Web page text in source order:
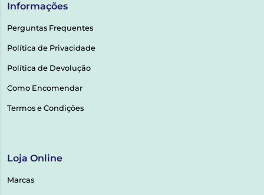
Informações
Perguntas Frequentes
Política de Privacidade
Política de Devolução
Como Encomendar
Termos e Condições
Loja Online
Marcas